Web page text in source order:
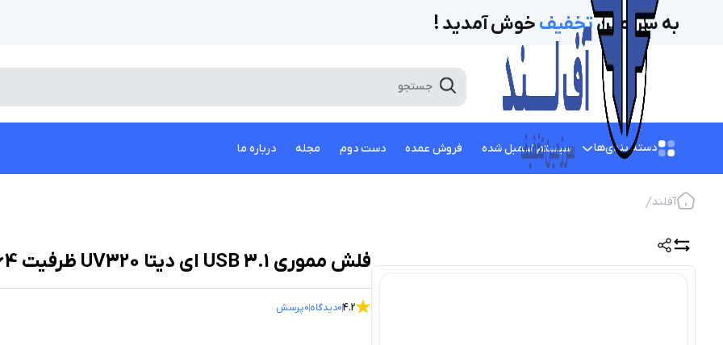
به سرزمینتخفیف‌ خوش آمدید !
دسته بندی‌ها سیستم اسمبل شده فروش عمده دست دوم مجله درباره ما
آفلند
فلش مموری USB 3.1 ای دیتا UV320 ظرفیت 64 گیگابایت
4.2
0دیدگاه0پرسش